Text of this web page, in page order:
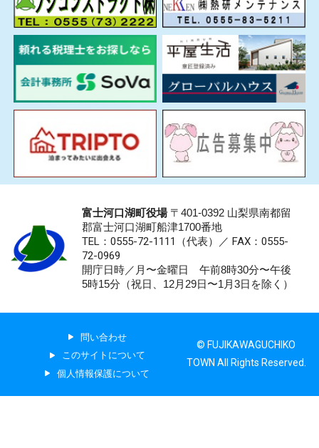
富士河口湖町役場〒401-0392 山梨県南都留
郡富士河口湖町船津1700番地
TEL：0555-72-1111 （代表）／ FAX：0555-
72-0969
開庁日時／月〜金曜日 午前8時30分〜午後
5時15分（祝日、12月29日〜1月3日を除く）
問い合わせ
このサイトについて
個人情報保護について
© FUJIKAWAGUCHIKO
TOWN All Rights Reserved.